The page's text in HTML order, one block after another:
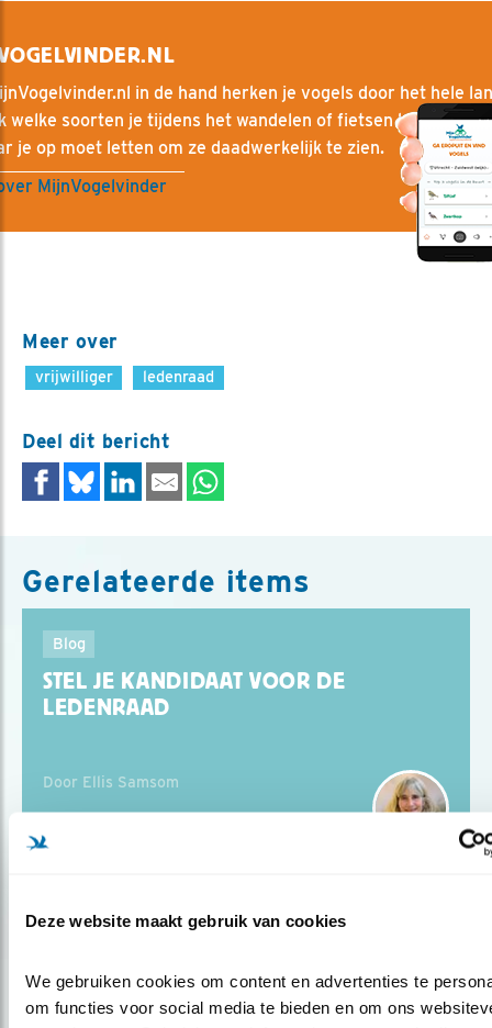
Deze website maakt gebruik van cookies
We gebruiken cookies om content en advertenties te
om functies voor social media te bieden en om ons
in de hand herken je vogels door het hele
welke soorten je tijdens het wandelen of fietsen kunt
je op moet letten om ze daadwerkelijk te zien.
MijnVogelvinder
Meer over
vrijwilliger ledenraad
Deel dit bericht
Gerelateerde items
Blog
STEL JE KANDIDAAT VOOR DE
LEDENRAAD
Door Ellis Samsom
BEHOUDEN”